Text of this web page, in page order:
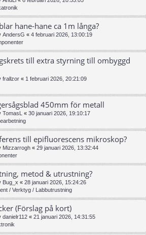
hane-hane ca 1m långa?
AndersG « 4 februari 2026, 13:00:19
till extra styrning till ombyggd
frallzor « 1 februari 2026, 20:21:09
450mm för metall
TomasL « 30 januari 2026, 19:10:17
till epifluorescens mikroskop?
Mizzarrogh « 29 januari 2026, 13:32:44
metod & utrustning?
Bug_x « 28 januari 2026, 15:24:26
/ Verktyg / Labbutrustning
(Förslag på kort)
danielr112 « 21 januari 2026, 14:31:55